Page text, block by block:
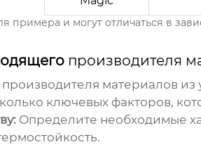
и могут отличаться в
производителя
производителя материалов из
ключевых факторов,
Определите необходимые